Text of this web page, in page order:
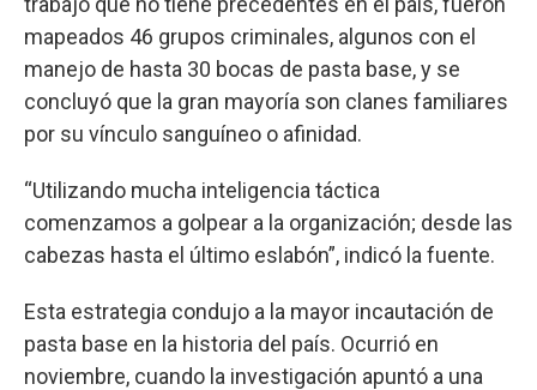
mapeados 46 grupos criminales, algunos con el
manejo de hasta 30 bocas de pasta base, y se
concluyó que la gran mayoría son clanes familiares
por su vínculo sanguíneo o afinidad.
“Utilizando mucha inteligencia táctica
comenzamos a golpear a la organización; desde las
cabezas hasta el último eslabón”, indicó la fuente.
Esta estrategia condujo a la mayor incautación de
pasta base en la historia del país. Ocurrió en
noviembre, cuando la investigación apuntó a una